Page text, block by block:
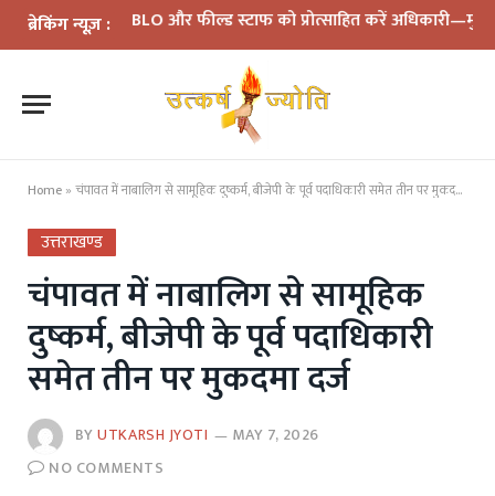
ब्रेकिंग न्यूज़ :
समीक्षा: BLO और फील्ड स्टाफ को प्रोत्साहित करें अधिकारी—मुख्य निर्वाचन
Home » चंपावत में नाबालिग से सामूहिक दुष्कर्म, बीजेपी के पूर्व पदाधिकारी समेत तीन पर मुकदमा दर्ज
उत्तराखण्ड
चंपावत में नाबालिग से सामूहिक
दुष्कर्म, बीजेपी के पूर्व पदाधिकारी
समेत तीन पर मुकदमा दर्ज
BYUTKARSH JYOTI
MAY 7, 2026
NO COMMENTS